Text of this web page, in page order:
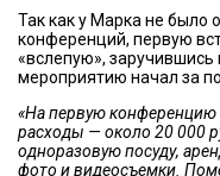
Так как у Марка не было
конференций, первую
«вслепую», заручившись
мероприятию начал за
«На первую конференцию
расходы — около 20 000
одноразовую посуду,
фото и видеосъемки.